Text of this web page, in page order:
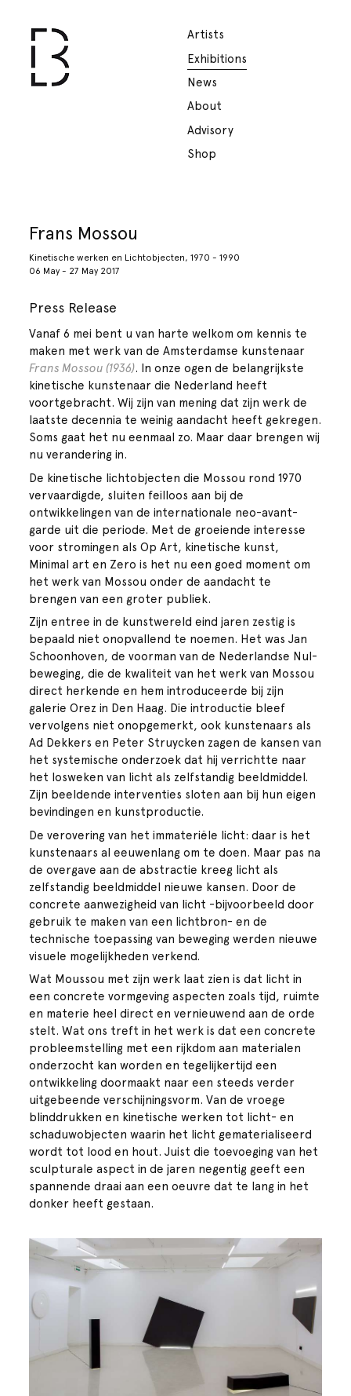
Artists
Exhibitions
News
About
Advisory
Shop
Frans Mossou
Kinetische werken en Lichtobjecten, 1970 - 1990
06 May - 27 May 2017
Press Release
Vanaf 6 mei bent u van harte welkom om kennis te
maken met werk van de Amsterdamse kunstenaar
Frans Mossou (1936). In onze ogen de belangrijkste
kinetische kunstenaar die Nederland heeft
voortgebracht. Wij zijn van mening dat zijn werk de
laatste decennia te weinig aandacht heeft gekregen.
Soms gaat het nu eenmaal zo. Maar daar brengen wij
nu verandering in.
De kinetische lichtobjecten die Mossou rond 1970
vervaardigde, sluiten feilloos aan bij de
ontwikkelingen van de internationale neo-avant-
garde uit die periode. Met de groeiende interesse
voor stromingen als Op Art, kinetische kunst,
Minimal art en Zero is het nu een goed moment om
het werk van Mossou onder de aandacht te
brengen van een groter publiek.
Zijn entree in de kunstwereld eind jaren zestig is
bepaald niet onopvallend te noemen. Het was Jan
Schoonhoven, de voorman van de Nederlandse Nul-
beweging, die de kwaliteit van het werk van Mossou
direct herkende en hem introduceerde bij zijn
galerie Orez in Den Haag. Die introductie bleef
vervolgens niet onopgemerkt, ook kunstenaars als
Ad Dekkers en Peter Struycken zagen de kansen van
het systemische onderzoek dat hij verrichtte naar
het losweken van licht als zelfstandig beeldmiddel.
Zijn beeldende interventies sloten aan bij hun eigen
bevindingen en kunstproductie.
De verovering van het immateriële licht: daar is het
kunstenaars al eeuwenlang om te doen. Maar pas na
de overgave aan de abstractie kreeg licht als
zelfstandig beeldmiddel nieuwe kansen. Door de
concrete aanwezigheid van licht -bijvoorbeeld door
gebruik te maken van een lichtbron- en de
technische toepassing van beweging werden nieuwe
visuele mogelijkheden verkend.
Wat Moussou met zijn werk laat zien is dat licht in
een concrete vormgeving aspecten zoals tijd, ruimte
en materie heel direct en vernieuwend aan de orde
stelt. Wat ons treft in het werk is dat een concrete
probleemstelling met een rijkdom aan materialen
onderzocht kan worden en tegelijkertijd een
ontwikkeling doormaakt naar een steeds verder
uitgebeende verschijningsvorm. Van de vroege
blinddrukken en kinetische werken tot licht- en
schaduwobjecten waarin het licht gematerialiseerd
wordt tot lood en hout. Juist die toevoeging van het
sculpturale aspect in de jaren negentig geeft een
spannende draai aan een oeuvre dat te lang in het
donker heeft gestaan.